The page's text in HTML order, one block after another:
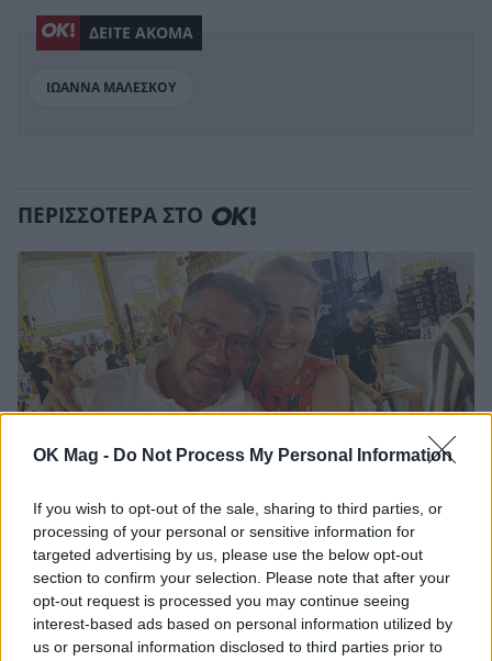
OK Mag - Do Not Process My Personal Information
If you wish to opt-out of the sale, sharing to third parties, or
processing of your personal or sensitive information for
targeted advertising by us, please use the below opt-out
section to confirm your selection. Please note that after your
opt-out request is processed you may continue seeing
interest-based ads based on personal information utilized by
us or personal information disclosed to third parties prior to
ΔΕΙΤΕ ΑΚΟΜΑ
ΙΩΑΝΝΑ ΜΑΛΕΣΚΟΥ
ΠΕΡΙΣΣΟΤΕΡΑ ΣΤΟ
Ελένη Φωτοπούλου: Η δημόσια ερωτική
εξομολόγηση στον Άκη Παυλόπουλο για τη
γιορτή του – «Είναι ο φύλακας άγγελος όσων
βρίσκονται κοντά του»
CELEBRITIES